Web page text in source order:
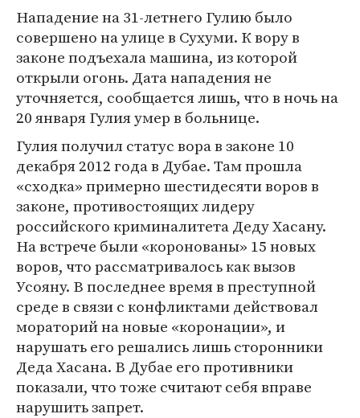
Нападение на 31-летнего Гулию было
совершено на улице в Сухуми. К вору в
законе подъехала машина, из которой
открыли огонь. Дата нападения не
уточняется, сообщается лишь, что в ночь на
20 января Гулия умер в больнице.
Гулия получил статус вора в законе 10
декабря 2012 года в Дубае. Там прошла
«сходка» примерно шестидесяти воров в
законе, противостоящих лидеру
российского криминалитета Деду Хасану.
На встрече были «коронованы» 15 новых
воров, что рассматривалось как вызов
Усояну. В последнее время в преступной
среде в связи с конфликтами действовал
мораторий на новые «коронации», и
нарушать его решались лишь сторонники
Деда Хасана. В Дубае его противники
показали, что тоже считают себя вправе
нарушить запрет.